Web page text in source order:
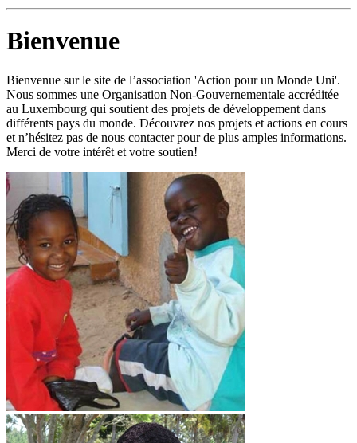
Bienvenue
Bienvenue sur le site de l’association 'Action pour un Monde Uni'.
Nous sommes une Organisation Non-Gouvernementale accréditée
au Luxembourg qui soutient des projets de développement dans
différents pays du monde. Découvrez nos projets et actions en cours
et n’hésitez pas de nous contacter pour de plus amples informations.
Merci de votre intérêt et votre soutien!